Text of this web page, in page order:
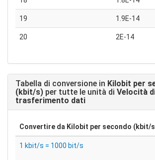
19 1.9E-14
20 2E-14
Tabella di conversione in Kilobit per
(kbit/s) per tutte le unità di Velocità
trasferimento dati
Convertire da Kilobit per secondo (kbit/
1 kbit/s = 1000 bit/s